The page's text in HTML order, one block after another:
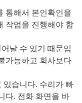
통해서 본인확인을
작업을 진행해야 합
날 수 있기 때문입
가능하고 회사보다
있습니다. 수리가 빠
다. 전화 화면을 바